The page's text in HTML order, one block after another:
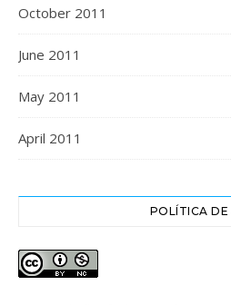
October 2011
June 2011
May 2011
April 2011
POLÍTICA DE